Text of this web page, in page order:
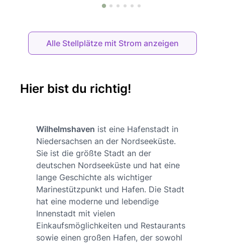
Alle Stellplätze mit Strom anzeigen
Hier bist du richtig!
Wilhelmshaven ist eine Hafenstadt in
Niedersachsen an der Nordseeküste.
Sie ist die größte Stadt an der
deutschen Nordseeküste und hat eine
lange Geschichte als wichtiger
Marinestützpunkt und Hafen. Die Stadt
hat eine moderne und lebendige
Innenstadt mit vielen
Einkaufsmöglichkeiten und Restaurants
sowie einen großen Hafen, der sowohl